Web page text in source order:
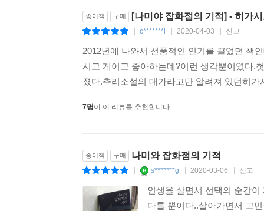
종이책 구매 [나미야 잡화점의 기적] - 히가
c*******i 2020-04-03 신고
2012년에 나와서 선풍적인 인기를 끌었던 책
시고 게이고 좋아하는데?이런 생각뿐이였다.
졌다.추리소설의 대가라고만 알려져 있던히
7명이 이 리뷰를 추천합니다.
종이책 구매 나미와 잡화점의 기적
s*******g 2020-03-06 신고
인생을 살면서 선택의 순간
다를 뿐이다..살아가면서 고